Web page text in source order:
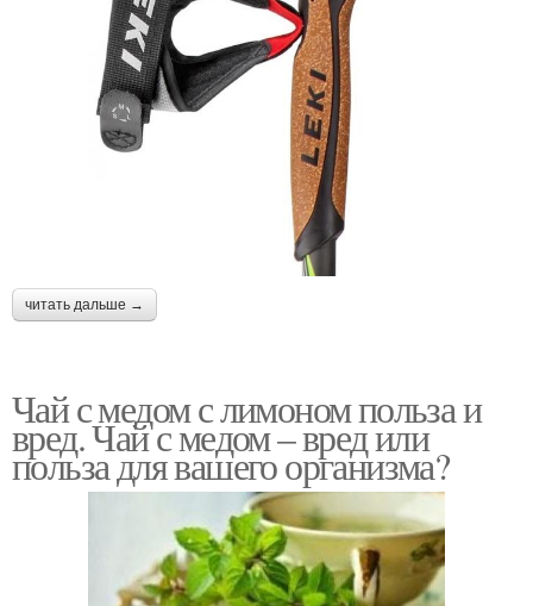
читать дальше →
Чай с медом с лимоном польза и
вред. Чай с медом – вред или
польза для вашего организма?